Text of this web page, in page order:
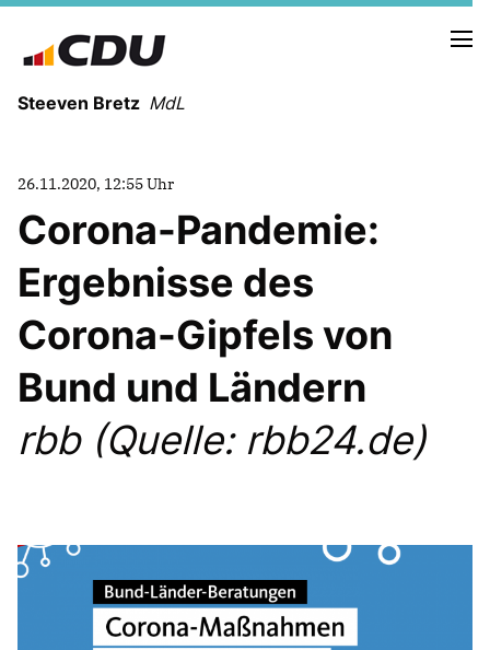
Steeven Bretz MdL
VITA
WAHLKREISBESUCHE
PRESSEFOTOS
MEIN BÜRGERBÜRO
MEIN WAHLKREIS
ZIELE
CDU Deutschland
CDU Fraktion im Brandenburger Landtag
26.11.2020, 12:55 Uhr
Corona-Pandemie:
Ergebnisse des
Corona-Gipfels von
Bund und Ländern
rbb (Quelle: rbb24.de)